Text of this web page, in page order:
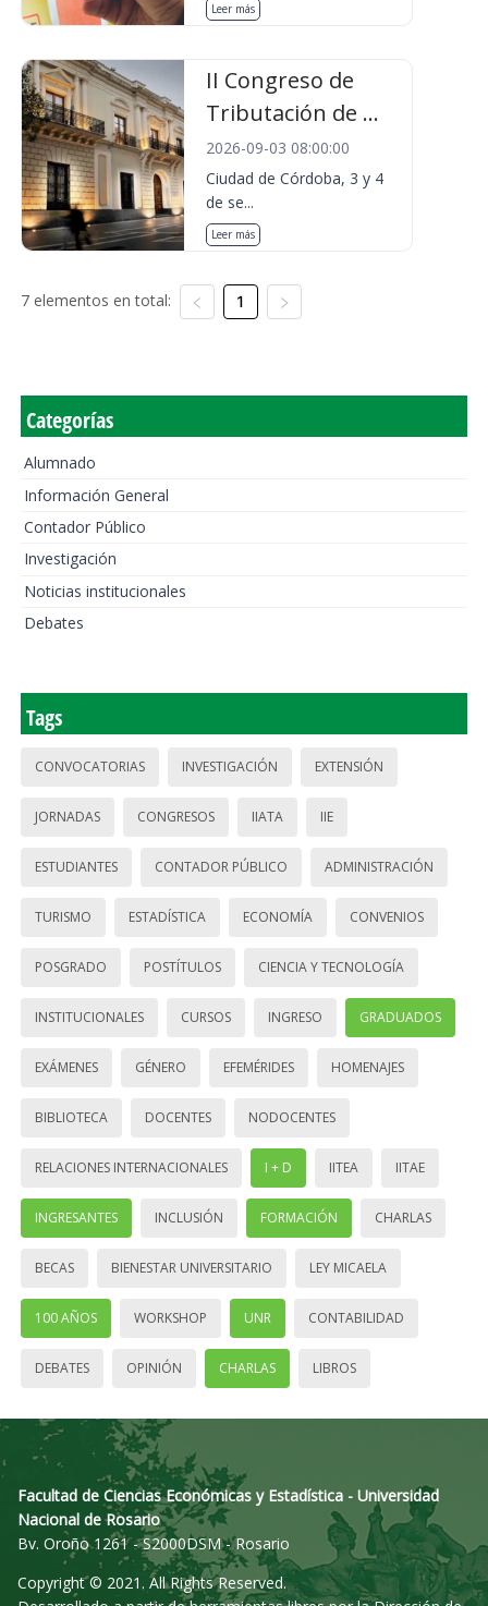
Leer más
II Congreso de
Tributación de ...
2026-09-03 08:00:00
Ciudad de Córdoba, 3 y 4
de se...
Leer más
7 elementos en total: 1
Categorías
Alumnado
Información General
Contador Público
Investigación
Noticias institucionales
Debates
Tags
CONVOCATORIAS INVESTIGACIÓN EXTENSIÓN
JORNADAS CONGRESOS IIATA IIE
ESTUDIANTES CONTADOR PÚBLICO ADMINISTRACIÓN
TURISMO ESTADÍSTICA ECONOMÍA CONVENIOS
POSGRADO POSTÍTULOS CIENCIA Y TECNOLOGÍA
INSTITUCIONALES CURSOS INGRESO GRADUADOS
EXÁMENES GÉNERO EFEMÉRIDES HOMENAJES
BIBLIOTECA DOCENTES NODOCENTES
RELACIONES INTERNACIONALES I + D IITEA IITAE
INGRESANTES INCLUSIÓN FORMACIÓN CHARLAS
BECAS BIENESTAR UNIVERSITARIO LEY MICAELA
100 AÑOS WORKSHOP UNR CONTABILIDAD
DEBATES OPINIÓN CHARLAS LIBROS
Facultad de Ciencias Económicas y Estadística - Universidad
Nacional de Rosario
Bv. Oroño 1261 - S2000DSM - Rosario
Copyright © 2021. All Rights Reserved.